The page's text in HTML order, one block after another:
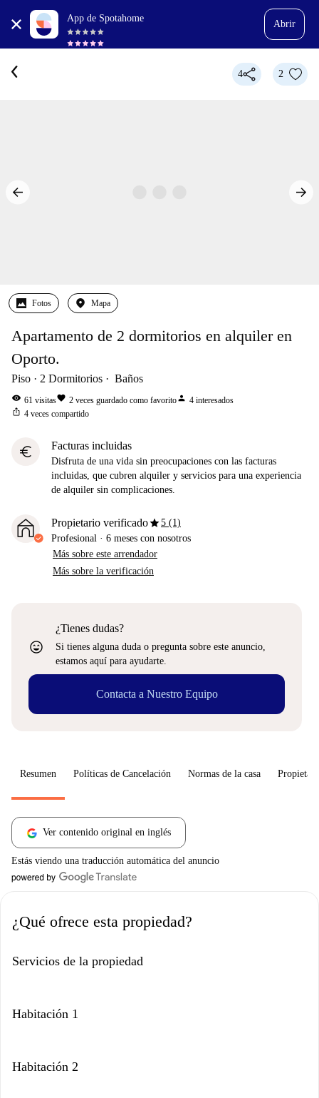
App de Spotahome
Abrir
4 2
Fotos Mapa
Apartamento de 2 dormitorios en alquiler en
Oporto.
Piso 2 Dormitorios Baños
visibility 61 visitasfavorite 2 veces guardado como favoritoperson 4 interesados
ios_share 4 veces compartido
euro Facturas incluidas
Disfruta de una vida sin preocupaciones con las facturas
incluidas, que cubren alquiler y servicios para una experiencia
de alquiler sin complicaciones.
Propietario verificadostar5 (1)
Profesional · 6 meses con nosotros
Más sobre este arrendador
Más sobre la verificación
sentiment_very_satisfied
¿Tienes dudas?
Si tienes alguna duda o pregunta sobre este anuncio,
estamos aquí para ayudarte.
Contacta a Nuestro Equipo
Resumen Políticas de Cancelación Normas de la casa
Ver contenido original en inglés
Estás viendo una traducción automática del anuncio
¿Qué ofrece esta propiedad?
Servicios de la propiedad
Habitación 1
Habitación 2